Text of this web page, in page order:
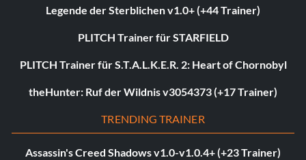
Legende der Sterblichen v1.0+ (+44 Trainer)
PLITCH Trainer für STARFIELD
PLITCH Trainer für S.T.A.L.K.E.R. 2: Heart of Chornobyl
theHunter: Ruf der Wildnis v3054373 (+17 Trainer)
TRENDING TRAINER
Assassin's Creed Shadows v1.0-v1.0.4+ (+23 Trainer)